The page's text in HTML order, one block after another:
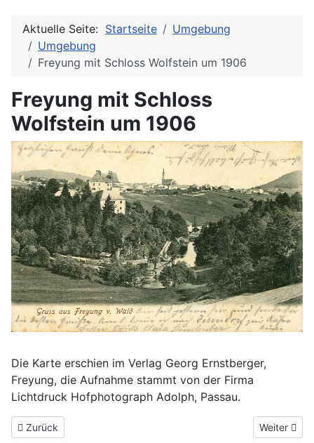
Aktuelle Seite: Startseite
Umgebung
Umgebung
Freyung mit Schloss Wolfstein um 1906
Freyung mit Schloss
Wolfstein um 1906
Die Karte erschien im Verlag Georg Ernstberger,
Freyung, die Aufnahme stammt von der Firma
Lichtdruck Hofphotograph Adolph, Passau.
Vorheriger Beitrag: Freyung um 1910
Zurück Nächster
Weiter